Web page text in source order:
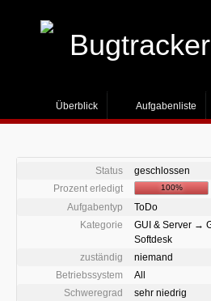
Bugtracker
Überblick Aufgabenliste
Status
geschlossen
Prozent erledigt
100%
Aufgabentyp
ToDo
Kategorie
GUI & Server →
Softdesk
zuständig
niemand
Betriebssystem
All
Schweregrad
sehr niedrig